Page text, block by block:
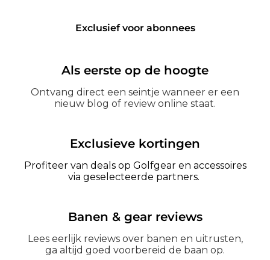
Exclusief voor abonnees
Als eerste op de hoogte
Ontvang direct een seintje wanneer er een
nieuw blog of review online staat.
Exclusieve kortingen
Profiteer van deals op Golfgear en accessoires
via geselecteerde partners.
Banen & gear reviews
Lees eerlijk reviews over banen en uitrusten,
ga altijd goed voorbereid de baan op.